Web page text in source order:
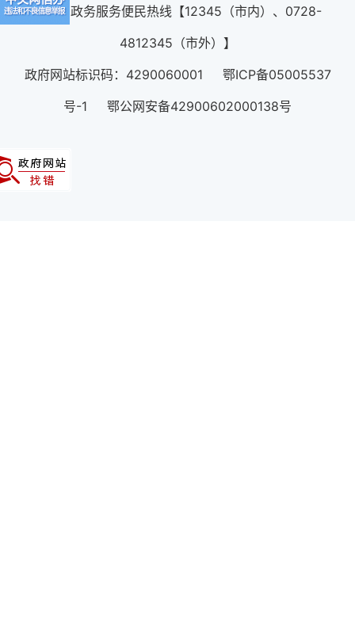
12345政务服务便民热线【12345（市内）、0728-
4812345（市外）】
政府网站标识码：4290060001 鄂ICP备05005537
号-1 鄂公网安备42900602000138号